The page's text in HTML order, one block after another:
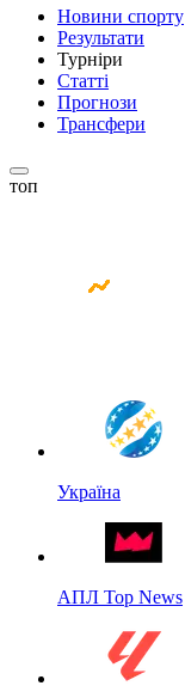
Новини спорту
Результати
Турніри
Статті
Прогнози
Трансфери
топ
Україна
АПЛ Top News